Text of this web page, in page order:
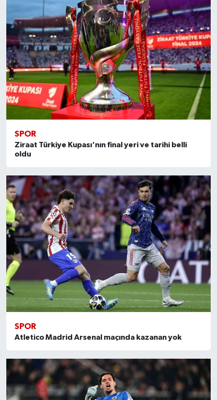
SPOR
Ziraat Türkiye Kupası'nın final yeri ve tarihi belli
oldu
SPOR
Atletico Madrid Arsenal maçında kazanan yok